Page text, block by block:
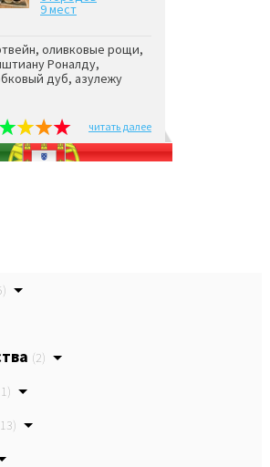
9 мест
оливковые рощи,
Роналду,
дуб, азулежу
читать далее
(2)